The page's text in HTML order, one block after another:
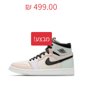
₪499.00
מבצע!